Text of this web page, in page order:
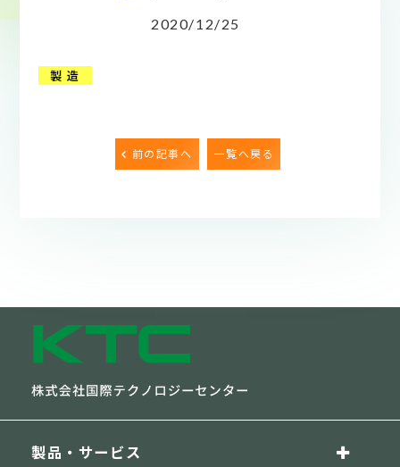
2020/12/25
前の記事へ 一覧へ戻る
製品・サービス